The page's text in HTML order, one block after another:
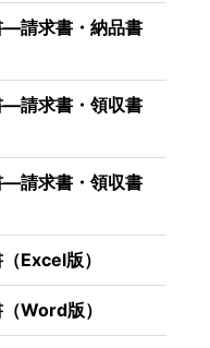
請求書・納品書
請求書・領収書
請求書・領収書
Excel版）
Word版）